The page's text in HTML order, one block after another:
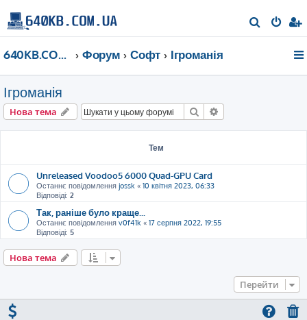
о
640KB.COM.UA Форум Софт Ігроманія
Ігроманія
Нова тема Пошук
Тем
Unreleased Voodoo5 6000 Quad-GPU Card
Останнє повідомлення jossk « 10 квітня 2023, 06:33
Відповіді: 2
Так, раніше було краще...
Останнє повідомлення v0f41k « 17 серпня 2022, 19:55
Відповіді: 5
Нова тема
Перейти